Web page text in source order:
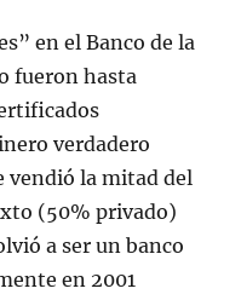
en el Banco de la
fueron hasta
verdadero
vendió la mitad del
(50% privado)
a ser un banco
en 2001